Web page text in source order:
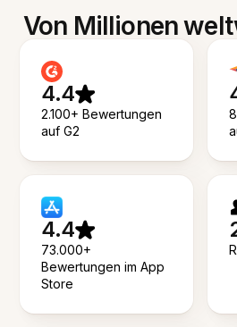
Von Millionen
4.4
2.100+ Bewertungen
auf G2
4.4
73.000+
Bewertungen im App
Store